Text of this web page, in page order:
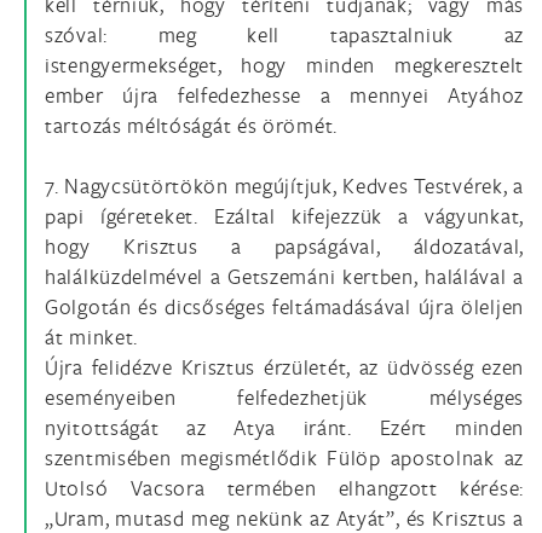
szóval: meg kell tapasztalniuk az
istengyermekséget, hogy minden megkeresztelt
ember újra felfedezhesse a mennyei Atyához
tartozás méltóságát és örömét.
7. Nagycsütörtökön megújítjuk, Kedves Testvérek, a
papi ígéreteket. Ezáltal kifejezzük a vágyunkat,
hogy Krisztus a papságával, áldozatával,
halálküzdelmével a Getszemáni kertben, halálával a
Golgotán és dicsőséges feltámadásával újra öleljen
át minket.
Újra felidézve Krisztus érzületét, az üdvösség ezen
eseményeiben felfedezhetjük mélységes
nyitottságát az Atya iránt. Ezért minden
szentmisében megismétlődik Fülöp apostolnak az
Utolsó Vacsora termében elhangzott kérése:
„Uram, mutasd meg nekünk az Atyát”, és Krisztus a